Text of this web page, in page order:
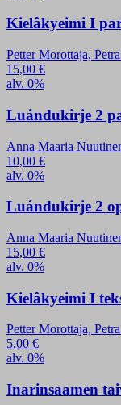
Kielâkyeimi I
Petter Morottaja,
15,00 €
alv. 0%
Luándukirje 2
Anna Maaria
10,00 €
alv. 0%
Luándukirje 2
Anna Maaria
15,00 €
alv. 0%
Kielâkyeimi I
Petter Morottaja,
5,00 €
alv. 0%
Inarinsaamen